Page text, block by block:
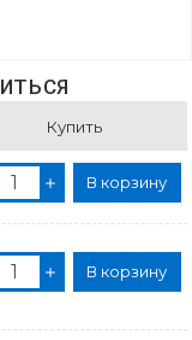
Купить
В корзину
В корзину